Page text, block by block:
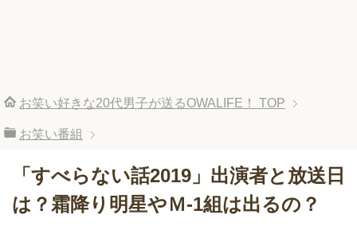
お笑い好きな20代男子が送るOWALIFE！ TOP
お笑い番組
「すべらない話2019」出演者と放送日
は？霜降り明星やＭ-1組は出るの？